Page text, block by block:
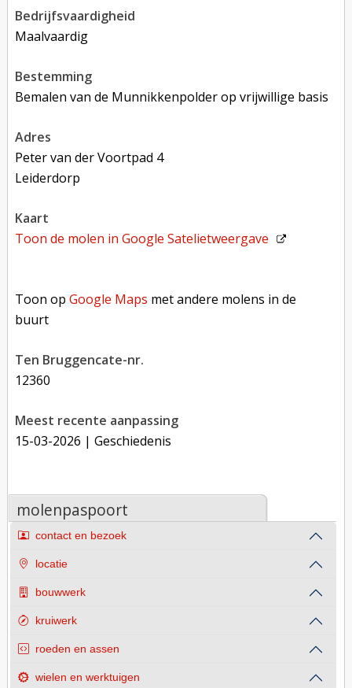
bedrijfsvaardigheid
Maalvaardig
bestemming
Bemalen van de Munnikkenpolder op vrijwillige basis
adres
Peter van der Voortpad 4
Leiderdorp
kaart
Toon de molen inGoogle Satelietweergave
Toon opGoogle Maps met andere molens in de
buurt
Ten Bruggencate-nr.
12360
Meest recente aanpassing
15-03-2026 | Geschiedenis
molenpaspoort
contact en bezoek
locatie
bouwwerk
kruiwerk
roeden en assen
wielen en werktuigen